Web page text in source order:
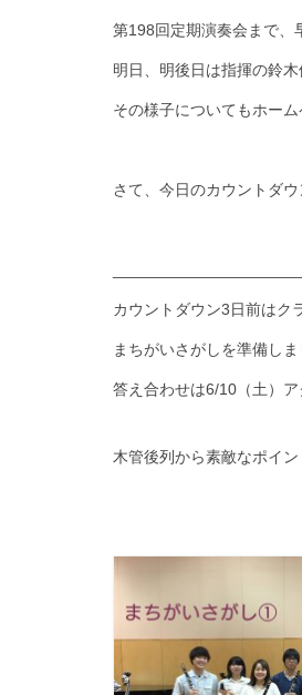
第198回定期演奏会まで、
明日、明後日は指揮の鈴
その様子についてもホー
さて、今日のカウントダ
カウントダウン3日前はク
まちがいさがしを準備し
答え合わせは6/10（土）
木管後列から素敵なポイ